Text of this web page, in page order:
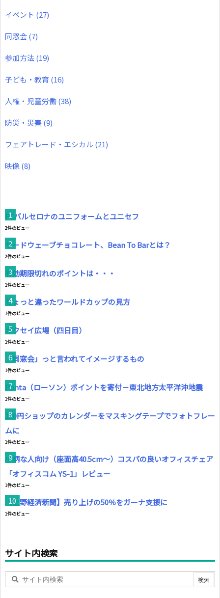
イベント (27)
同窓会(7)
参加方法(19)
子ども・教育 (16)
人権・児童労働(38)
防災・災害(9)
フェアトレード・エシカル (21)
映像(8)
FCバルセロナのユニフォームとユニセフ
2件のビュー
サードウェーブチョコレート、Bean To Barとは？
2件のビュー
有効期限切れのポイントは・・・
1件のビュー
ちょっと違ったワールドカップの見方
1件のビュー
ガクセイ広場（四日目）
1件のビュー
「同窓会」っと言われてイメージするもの
1件のビュー
Ponta（ローソン）ポイントを寄付－東北地方太平洋沖地震
1件のビュー
100円ショップのカレンダーをマスキングテープでフォトフレー
ムに
1件のビュー
小柄な人向け（座面高40.5cm～）コスパの良いオフィスチェア
「オフィスコム YS-1」レビュー
1件のビュー
【上野経済新聞】売り上げの50％をガーナ支援に
1件のビュー
サイト内検索